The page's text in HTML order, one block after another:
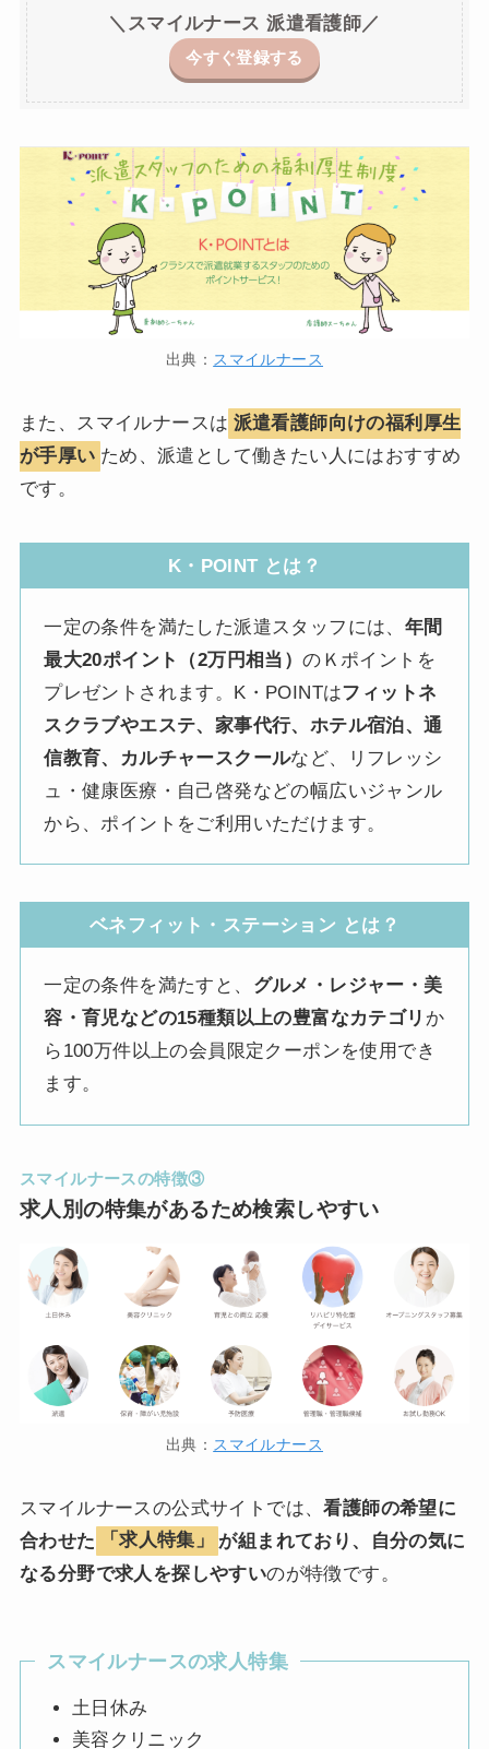
＼スマイルナース 派遣看護師／
今すぐ登録する
出典： スマイルナース
また、スマイルナースは 派遣看護師向けの福利厚生
が手厚い ため、派遣として働きたい人にはおすすめ
です。
K・POINT とは？
一定の条件を満たした派遣スタッフには、 年間
最大20ポイント（2万円相当）のＫポイントを
プレゼントされます。K・POINTはフィットネ
スクラブやエステ、家事代行、ホテル宿泊、通
信教育、カルチャースクールなど、リフレッシ
ュ・健康医療・自己啓発などの幅広いジャンル
から、ポイントをご利用いただけます。
ベネフィット・ステーション とは？
一定の条件を満たすと、 グルメ・レジャー・美
容・育児などの15種類以上の豊富なカテゴリ か
ら100万件以上の会員限定クーポンを使用でき
ます。
スマイルナースの特徴③
求人別の特集があるため検索しやすい
出典： スマイルナース
スマイルナースの公式サイトでは、看護師の希望に
合わせた
「求人特集」
が組まれており、自分の気に
なる分野で求人を探しやすいのが特徴です。
スマイルナースの求人特集
土日休み
美容クリニック